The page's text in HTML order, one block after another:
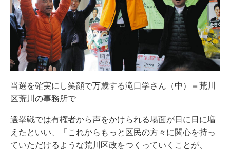
当選を確実にし笑顔で万歳する滝口学さん（中）＝荒川
区荒川の事務所で
選挙戦では有権者から声をかけられる場面が日に日に増
えたといい、「これからもっと区民の方々に関心を持っ
ていただけるような荒川区政をつくっていくことが、